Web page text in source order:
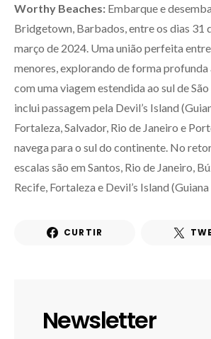
Worthy Beaches: Embarque e
Bridgetown, Barbados, entre os dias 31
março de 2024. Uma união perfeita
menores, explorando de forma
com uma viagem estendida ao sul de
inclui passagem pela Devil’s Island
Fortaleza, Salvador, Rio de Janeiro e
navega para o sul do continente. No
escalas são em Santos, Rio de Janeiro,
Recife, Fortaleza e Devil’s Island (Guiana
CURTIR
Newsletter